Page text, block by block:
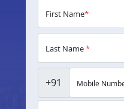
First Name*
Last Name*
+91 Mobile